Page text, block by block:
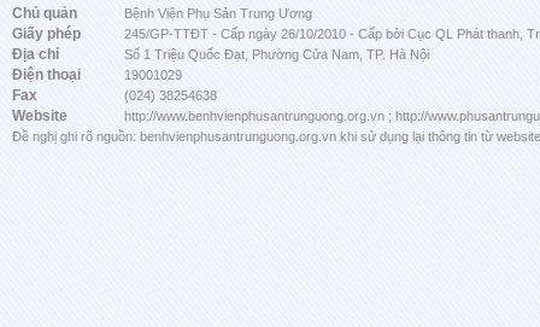
Chủ quản Bệnh Viện Phụ Sản Trung Ương
Giấy phép 245/GP-TTĐT - Cấp ngày 26/10/2010 - Cấp bởi Cục QL Phát thanh,
Địa chỉ Số 1 Triệu Quốc Đạt, Phường Cửa Nam, TP. Hà Nội
Điện thoại 19001029
Fax (024) 38254638
Website
http://www.benhvienphusantrunguong.org.vn ; http://
Đề nghị ghi rõ nguồn: benhvienphusantrunguong.org.vn khi sử dụng lại thông tin từ